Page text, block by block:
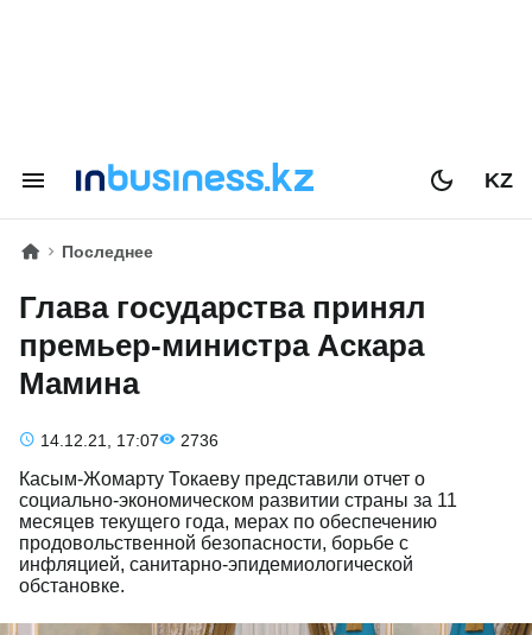
KZ
Последнее
Глава государства принял
премьер-министра Аскара
Мамина
14.12.21, 17:07 2736
Касым-Жомарту Токаеву представили отчет о
социально-экономическом развитии страны за 11
месяцев текущего года, мерах по обеспечению
продовольственной безопасности, борьбе с
инфляцией, санитарно-эпидемиологической
обстановке.